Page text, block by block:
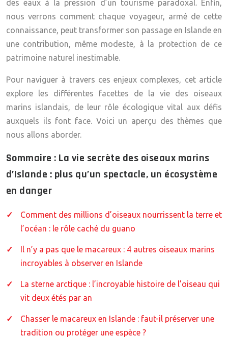
des eaux à la pression d’un tourisme paradoxal. Enfin,
nous verrons comment chaque voyageur, armé de cette
connaissance, peut transformer son passage en Islande en
une contribution, même modeste, à la protection de ce
patrimoine naturel inestimable.
Pour naviguer à travers ces enjeux complexes, cet article
explore les différentes facettes de la vie des oiseaux
marins islandais, de leur rôle écologique vital aux défis
auxquels ils font face. Voici un aperçu des thèmes que
nous allons aborder.
Sommaire : La vie secrète des oiseaux marins
d’Islande : plus qu’un spectacle, un écosystème
en danger
Comment des millions d’oiseaux nourrissent la terre et
l’océan : le rôle caché du guano
Il n’y a pas que le macareux : 4 autres oiseaux marins
incroyables à observer en Islande
La sterne arctique : l’incroyable histoire de l’oiseau qui
vit deux étés par an
Chasser le macareux en Islande : faut-il préserver une
tradition ou protéger une espèce ?